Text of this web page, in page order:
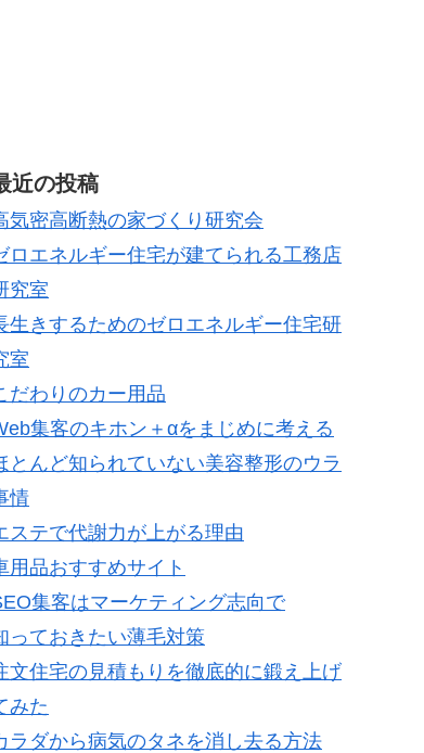
近の投稿
気密高断熱の家づくり研究会
ロエネルギー住宅が建てられる工務店
究室
生きするためのゼロエネルギー住宅研
室
だわりのカー用品
集客のキホン＋αをまじめに考える
とんど知られていない美容整形のウラ
情
ステで代謝力が上がる理由
用品おすすめサイト
集客はマーケティング志向で
っておきたい薄毛対策
文住宅の見積もりを徹底的に鍛え上げ
みた
ラダから病気のタネを消し去る方法